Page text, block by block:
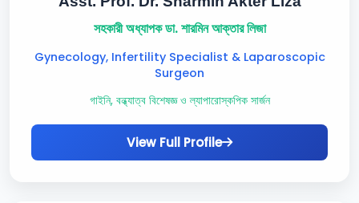
সহকারী অধ্যাপক ডা. শারমিন আক্তার লিজা
Gynecology, Infertility Specialist & Laparoscopic
Surgeon
গাইনি, বন্ধ্যাত্ব বিশেষজ্ঞ ও ল্যাপারোস্কপিক সার্জন
View Full Profile